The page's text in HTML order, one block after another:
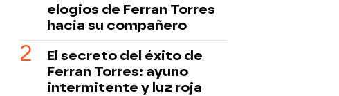
elogios de Ferran Torres
hacia su compañero
El secreto del éxito de
Ferran Torres: ayuno
intermitente y luz roja